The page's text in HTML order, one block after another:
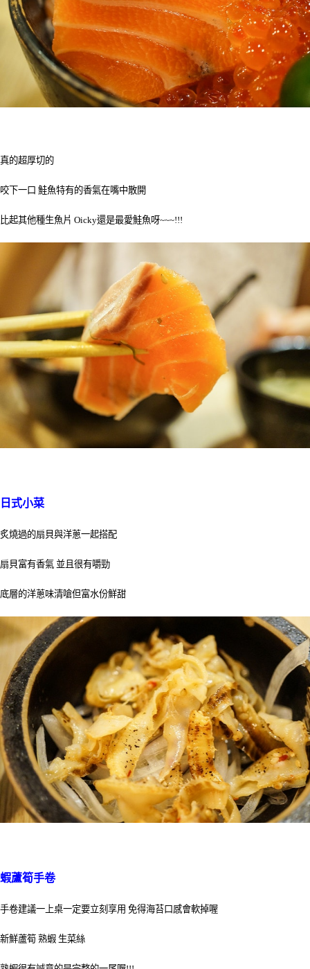
真的超厚切的
咬下一口 鮭魚特有的香氣在嘴中散開
比起其他種生魚片 Oicky還是最愛鮭魚呀~~~!!!
日式小菜
炙燒過的扇貝與洋蔥一起搭配
扇貝富有香氣 並且很有嚼勁
底層的洋蔥味清嗆但富水份鮮甜
蝦蘆筍手卷
手卷建議一上桌一定要立刻享用 免得海苔口感會軟掉喔
新鮮蘆筍 熟蝦 生菜絲